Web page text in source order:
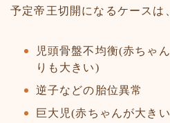
予定帝王切開になるケースは
児頭骨盤不均衡(赤ちゃ
りも大きい)
逆子などの胎位異常
巨大児(赤ちゃんが大き